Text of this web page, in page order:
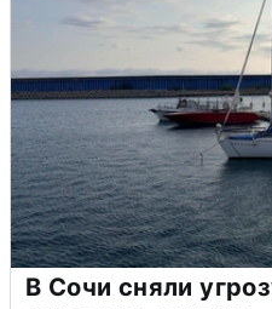
В Сочи сняли